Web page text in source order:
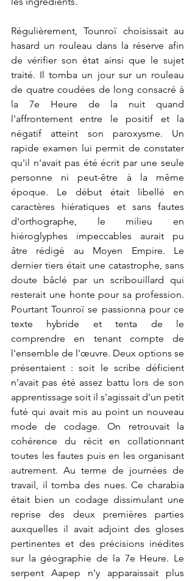
Régulièrement, Tounroï choisissait au
hasard un rouleau dans la réserve afin
de vérifier son état ainsi que le sujet
traité. Il tomba un jour sur un rouleau
de quatre coudées de long consacré à
la 7e Heure de la nuit quand
l'affrontement entre le positif et la
négatif atteint son paroxysme. Un
rapide examen lui permit de constater
qu'il n'avait pas été écrit par une seule
personne ni peut-être à la même
époque. Le début était libellé en
caractères hiératiques et sans fautes
d'orthographe, le milieu en
hiéroglyphes impeccables aurait pu
âtre rédigé au Moyen Empire. Le
dernier tiers était une catastrophe, sans
doute bâclé par un scribouillard qui
resterait une honte pour sa profession.
Pourtant Tounroï se passionna pour ce
texte hybride et tenta de le
comprendre en tenant compte de
l'ensemble de l'œuvre. Deux options se
présentaient : soit le scribe déficient
n'avait pas été assez battu lors de son
apprentissage soit il s'agissait d'un petit
futé qui avait mis au point un nouveau
mode de codage. On retrouvait la
cohérence du récit en collationnant
toutes les fautes puis en les organisant
autrement. Au terme de journées de
travail, il tomba des nues. Ce charabia
était bien un codage dissimulant une
reprise des deux premières parties
auxquelles il avait adjoint des gloses
pertinentes et des précisions inédites
sur la géographie de la 7e Heure. Le
serpent Aapep n'y apparaissait plus